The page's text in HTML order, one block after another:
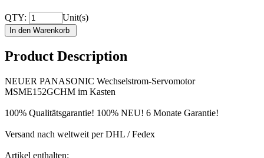
QTY: Unit(s)
Product Description
NEUER PANASONIC Wechselstrom-Servomotor
MSME152GCHM im Kasten
100% Qualitätsgarantie! 100% NEU! 6 Monate Garantie!
Versand nach weltweit per DHL / Fedex
Artikel enthalten: